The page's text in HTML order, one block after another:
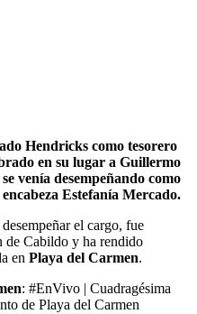
Hendricks como tesorero
en su lugar a Guillermo
venía desempeñando como
Estefanía Mercado.
el cargo, fue
de Cabildo y ha rendido
en Playa del Carmen.
: #EnVivo | Cuadragésima
de Playa del Carmen